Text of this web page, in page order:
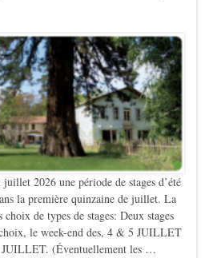
2026 une période de stages d’été
la première quinzaine de juillet. La
de types de stages: Deux stages
le week-end des, 4 & 5 JUILLET
JUILLET. (Éventuellement les …